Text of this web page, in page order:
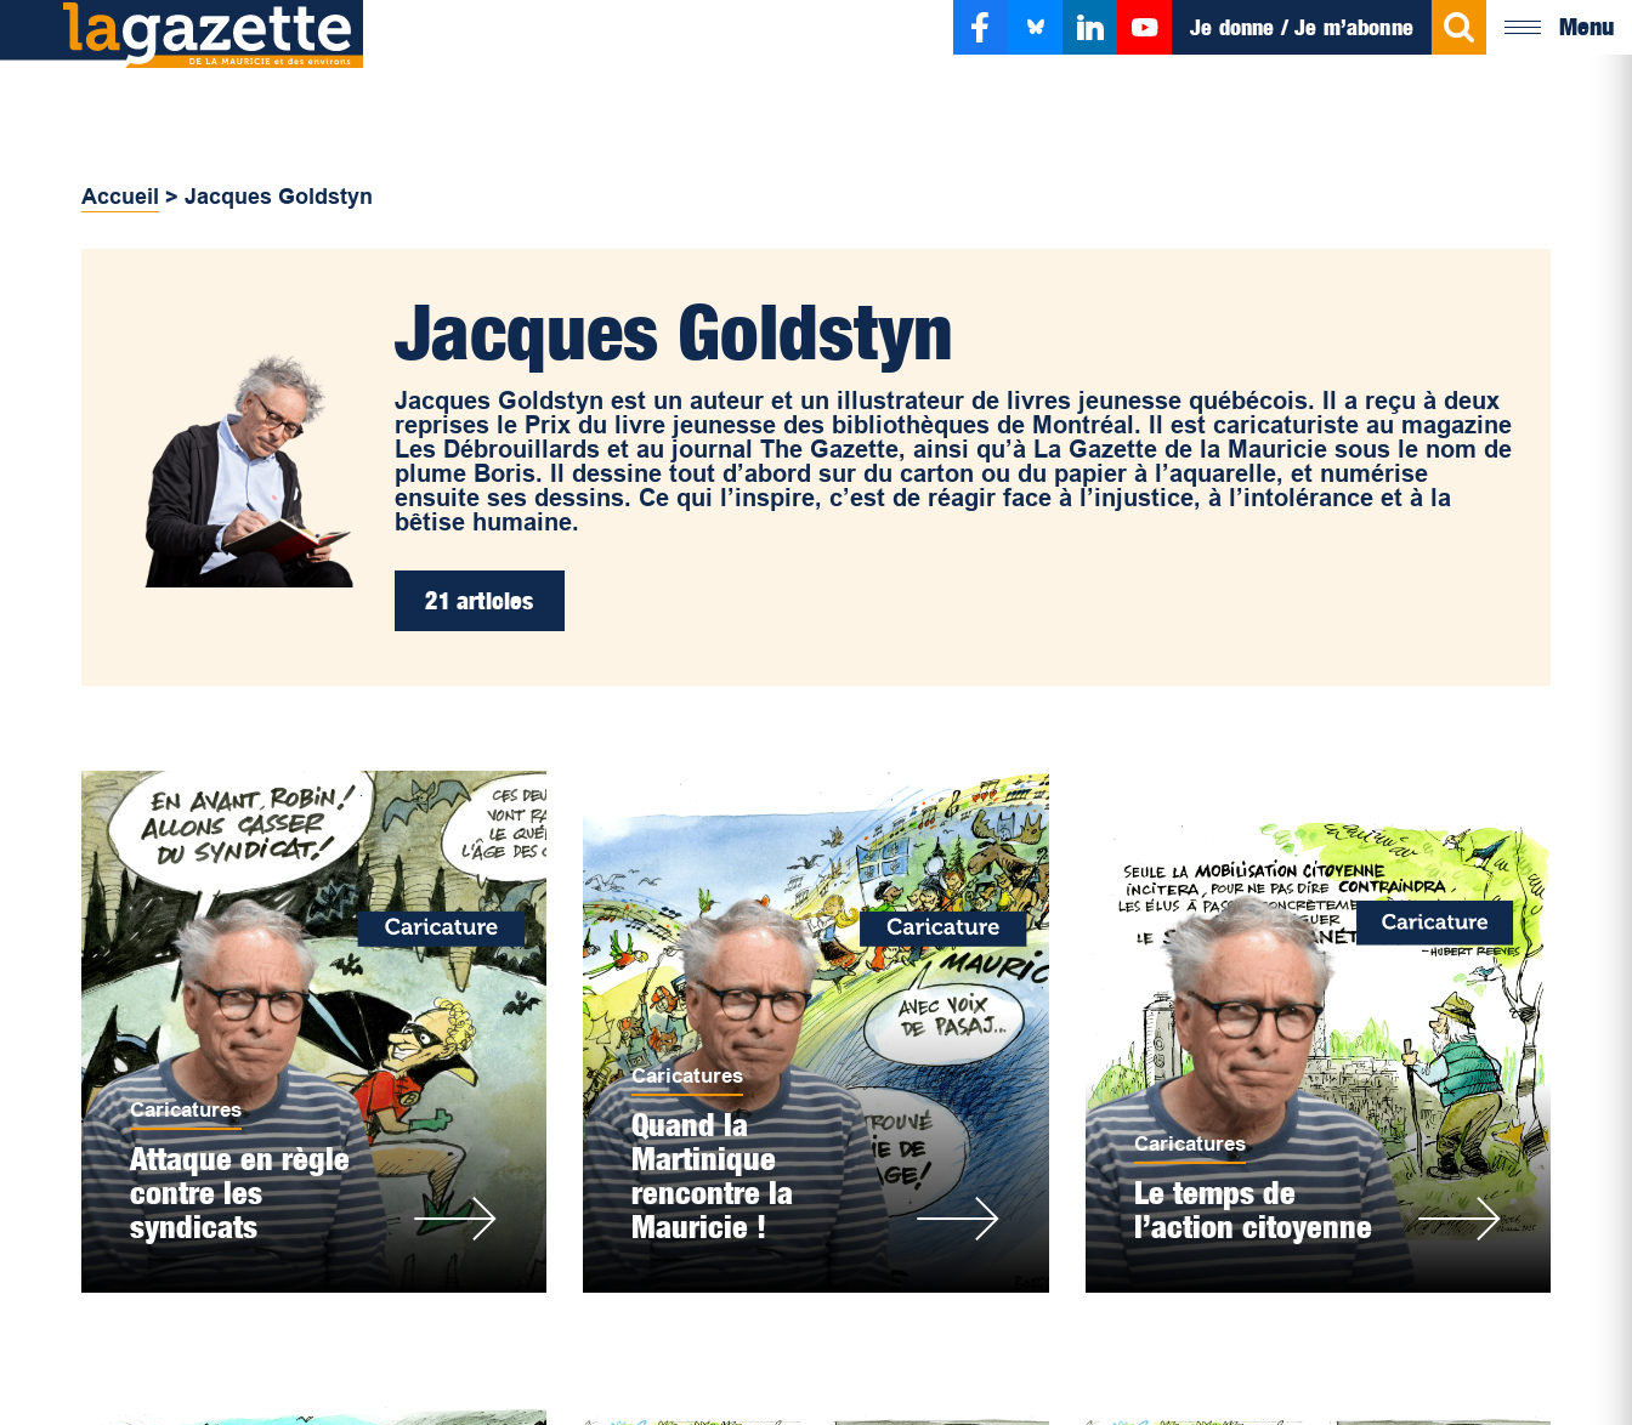
Je donne / Je m’abonne Menu
Accueil >Jacques Goldstyn
Jacques Goldstyn
Jacques Goldstyn est un auteur et un illustrateur de livres jeunesse québécois. Il a reçu à deux
reprises le Prix du livre jeunesse des bibliothèques de Montréal. Il est caricaturiste au magazine
Les Débrouillards et au journal The Gazette, ainsi qu’à La Gazette de la Mauricie sous le nom de
plume Boris. Il dessine tout d’abord sur du carton ou du papier à l’aquarelle, et numérise
ensuite ses dessins. Ce qui l’inspire, c’est de réagir face à l’injustice, à l’intolérance et à la
bêtise humaine.
21 articles
Caricatures
Attaque en règle
contre les
syndicats
Caricatures
Quand la
Martinique
rencontre la
Mauricie !
Caricatures
Le temps de
l’action citoyenne